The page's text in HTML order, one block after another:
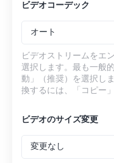
ビデオコーデック
オート
ビデオストリームをエ
選択します。最も一般
動」（推奨）を選択し
換するには、「コピー
ビデオのサイズ変更
変更なし